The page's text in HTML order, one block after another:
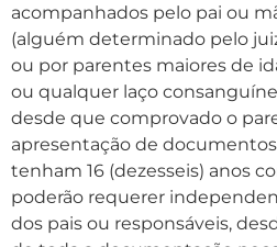
acompanhados pelo pai ou
(alguém determinado pelo
ou por parentes maiores de
ou qualquer laço
desde que comprovado o
apresentação de
tenham 16 (dezesseis) anos
poderão requerer
dos pais ou responsáveis,